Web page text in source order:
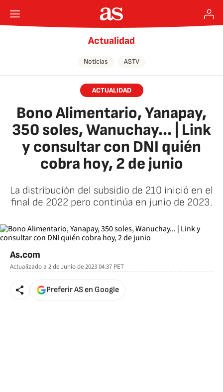
Actualidad
Noticias ASTV
ACTUALIDAD
Bono Alimentario, Yanapay,
350 soles, Wanuchay... | Link
y consultar con DNI quién
cobra hoy, 2 de junio
La distribución del subsidio de 210 inició en el
final de 2022 pero continúa en junio de 2023.
As.com
Actualizado a 2 de Junio de 2023 04:37 PET
Preferir AS en Google